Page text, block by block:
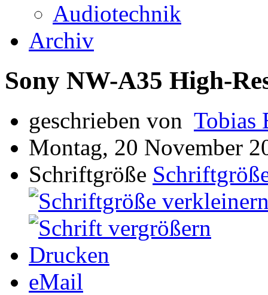
Audiotechnik
Archiv
Sony NW-A35 High-
geschrieben von Tobias
Montag, 20 November
Schriftgröße
Drucken
eMail